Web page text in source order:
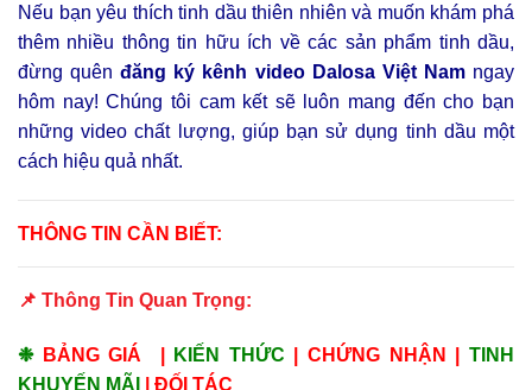
Nếu bạn yêu thích tinh dầu thiên nhiên và muốn khám phá
thêm nhiều thông tin hữu ích về các sản phẩm tinh dầu,
đừng quênđăng ký kênh video Dalosa Việt Namngay
hôm nay! Chúng tôi cam kết sẽ luôn mang đến cho bạn
những video chất lượng, giúp bạn sử dụng tinh dầu một
cách hiệu quả nhất.
THÔNG TIN CẦN BIẾT:
📌 Thông Tin Quan Trọng:
❉ BẢNG GIÁ KIẾN THỨC CHỨNG NHẬN
TINH
KHUYẾN MÃI
ĐỐI TÁC